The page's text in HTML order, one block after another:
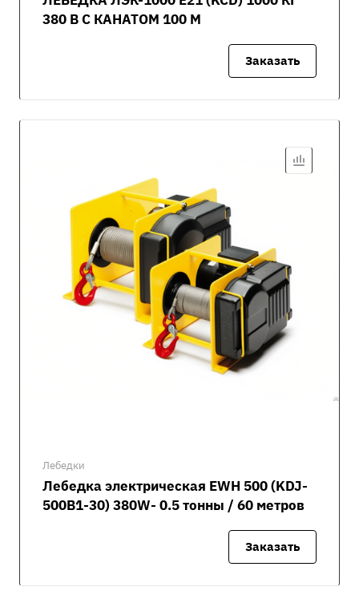
380 В С КАНАТОМ 100 М
Заказать
Лебедки
Лебедка электрическая EWH 500 (KDJ-
500B1-30) 380W- 0.5 тонны / 60 метров
Заказать